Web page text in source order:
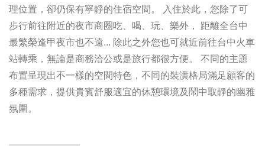
理位置，卻仍保有寧靜的住宿空間。 入住於此，您除了可
步行前往附近的夜市商圈吃、喝、玩、樂外， 距離全台中
最繁榮逢甲夜市也不遠... 除此之外您也可就近前往台中火車
站轉乘，無論是商務洽公或是旅行都很方便。 不同的主題
布置呈現出不一樣的空間特色，不同的裝潢格局滿足顧客的
多種需求，提供貴賓舒服適宜的休憩環境及鬧中取靜的幽雅
氛圍。